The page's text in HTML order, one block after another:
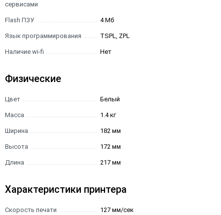
сервисами
Flash ПЗУ 4 Мб
Язык программирования TSPL, ZPL
Наличие wi-fi Нет
Физические
Цвет Белый
Масса 1.4 кг
Ширина 182 мм
Высота 172 мм
Длина 217 мм
Характеристики принтера
Скорость печати 127 мм/сек